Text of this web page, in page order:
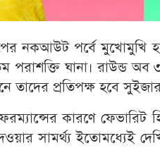
নকআউট পর্বে মুখোমুখি
পরাশক্তি ঘানা। রাউন্ড
তাদের প্রতিপক্ষ হবে
কারণে ফেভারিট
সামর্থ্য ইতোমধ্যেই